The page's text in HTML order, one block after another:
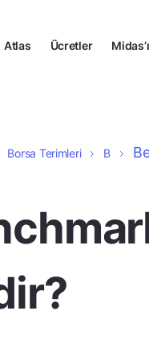
Atlas Ücretler
Borsa Terimleri B